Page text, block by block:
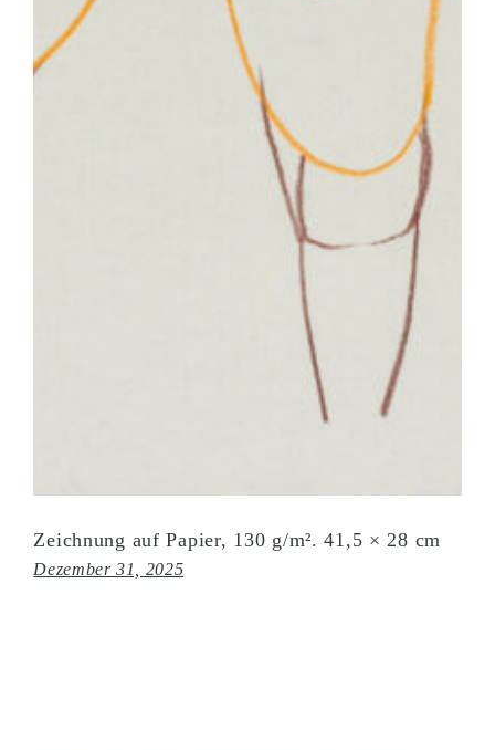
Zeichnung auf Papier, 130 g/m². 41,5 × 28 cm
Dezember 31, 2025